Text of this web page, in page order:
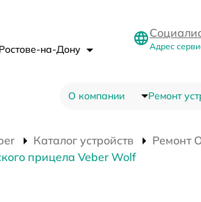
на-Дону Адрес
О компании Ремонт
Каталог устройств Ремонт
прицела Veber Wolf